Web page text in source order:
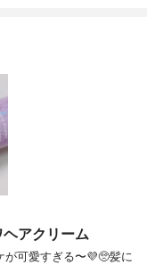
アクリーム
可愛すぎる〜💜🥺髪に